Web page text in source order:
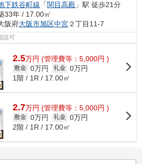
下鉄谷町線 「関目高殿 」駅 徒歩21分
33年 / 17.00㎡
阪府大阪市旭区中宮２丁目11-7
談可
2.5万円 (管理費等：5,000円 )
敷金 0万円 礼金 0万円
1階 / 1R / 17.00㎡
2.7万円 (管理費等：5,000円 )
敷金 0万円 礼金 0万円
2階 / 1R / 17.00㎡